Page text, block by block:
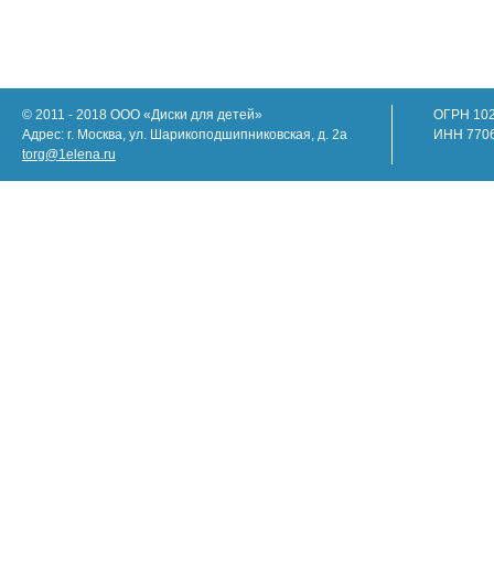
© 2011 - 2018 ООО «Диски для детей»
Адрес: г. Москва, ул. Шарикоподшипниковская, д. 2а
torg@1elena.ru
ОГРН
ИНН